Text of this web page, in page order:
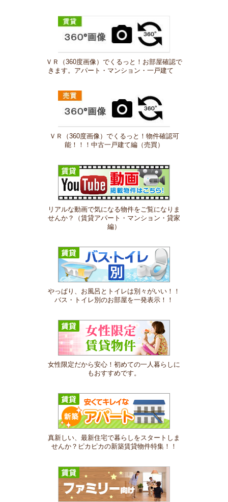
ＶＲ（360度画像）でくるっと！お部屋確認で
きます。アパート・マンション・一戸建て
ＶＲ（360度画像）でくるっと！物件確認可
能！！！中古一戸建て編（売買）
リアルな動画で気になる物件をご覧になりま
せんか？（賃貸アパート・マンション・貸家
編）
やっぱり、お風呂とトイレは別々がいい！！
バス・トイレ別のお部屋を一発表示！！
女性限定だから安心！初めての一人暮らしに
もおすすめです。
真新しい、最新住宅で暮らしをスタートしま
せんか？ピカピカの新築賃貸物件特集！！